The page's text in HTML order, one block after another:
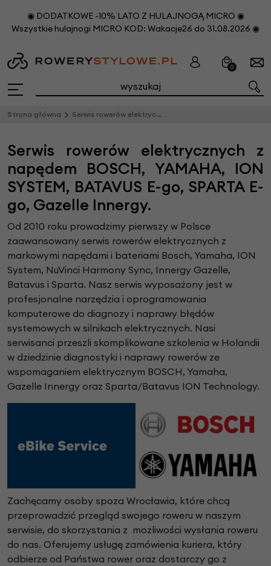
◉ DODATKOWE -10% LATO Z HULAJNOGĄ MICRO ◉
Wszystkie hulajnogi MICRO KOD: Wakacje26 do 31.08.2026 ◉
0
Strona główna Serwis rowerów elektrycznych
Serwis rowerów elektrycznych z
napędem BOSCH, YAMAHA, ION
SYSTEM, BATAVUS E-go, SPARTA E-
go, Gazelle Innergy.
Od 2010 roku prowadzimy pierwszy w Polsce
zaawansowany serwis rowerów elektrycznych z
markowymi napędami i bateriami Bosch, Yamaha, ION
System, NuVinci Harmony Sync, Innergy Gazelle,
Batavus i Sparta. Nasz serwis wyposażony jest w
profesjonalne narzędzia i oprogramowania
komputerowe do diagnozy i naprawy błędów
systemowych w silnikach elektrycznych. Nasi
serwisanci przeszli skomplikowane szkolenia w Holandii
w dziedzinie diagnostyki i naprawy rowerów ze
wspomaganiem elektrycznym BOSCH, Yamaha,
Gazelle Innergy oraz Sparta/Batavus ION Technology.
Zachęcamy osoby spoza Wrocławia, które chcą
przeprowadzić przegląd swojego roweru w naszym
serwisie, do skorzystania z możliwości wysłania roweru
do nas. Oferujemy usługę zamówienia kuriera, który
odbierze od Państwa rower oraz dostarczy go z